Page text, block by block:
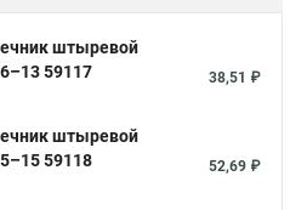
штыревой
59117
38,51 ₽
штыревой
59118
52,69 ₽